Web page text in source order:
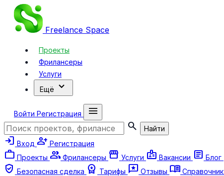
Freelance Space
Проекты
Фрилансеры
Услуги
Ещё expand_more
Войти Регистрация
menu
search
Найти
login Вход person_add Регистрация
work Проекты group Фрилансеры storefront Услуги badge Вакансии article Блог
verified_user Безопасная сделка workspace_premium Тарифы reviews Отзывы menu_book Справочник